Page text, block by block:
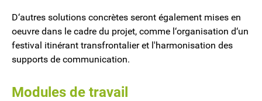
D‘autres solutions concrètes seront également mises en
oeuvre dans le cadre du projet, comme l‘organisation d‘un
festival itinérant transfrontalier et l'harmonisation des
supports de communication.
Modules de travail